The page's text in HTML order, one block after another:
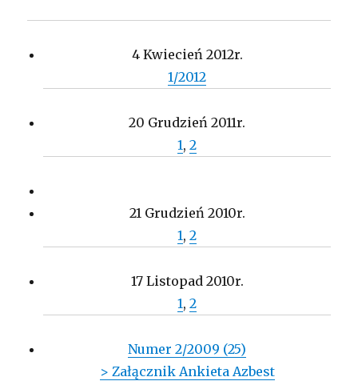
4 Kwiecień 2012r.
1/2012
20 Grudzień 2011r.
1, 2
21 Grudzień 2010r.
1, 2
17 Listopad 2010r.
1, 2
Numer 2/2009 (25)
> Załącznik Ankieta Azbest